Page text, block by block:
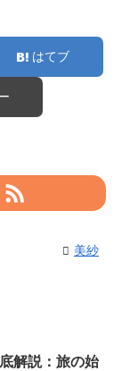
はてブ
美紗
解説：旅の始